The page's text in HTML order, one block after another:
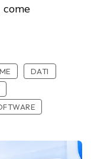
DATI